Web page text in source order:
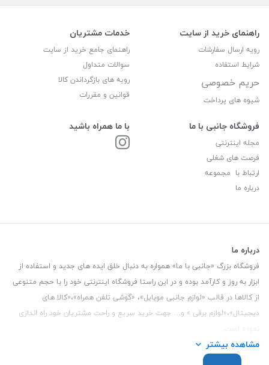
راهنمای خرید از سایت
رویه ارسال سفارشات
شرایط استفاده
حریم خصوصی
شیوه های پرداخت
خدمات مشتریان
راهنمای جامع خرید از سایت
سوالات متداول
رویه های بازگرداندن کالا
قوانین و مقررات
فروشگاه جانبی با ما
مجله اینترنتی
فرصت های شغلی
ارتباط با مجموعه
درباره ما
با ما همراه باشید
درباره ما
فروشگاه بزرگ «جانبی با ما» همواره به دنبال خلق ایده های جدید و استفاده از
ابزار به روز و کارآمد بوده و در این راستا فروشگاه اینترنتی خود را با حجم متنوعی
از کالاها در قالب «لوازم جانبی موبایل»، «گوشی تلفن همراه»،«کالا های
دیجیتال»،«لوازم برقی » و… جهت خرید سریع و راحت مشتریان خود راه اندازی
این فروشگاه تمام تلاش خود را نموده تا کالاهایی با کیفیت و با حداقل قیمت
عرضه نماید.
مشاهده بیشتر